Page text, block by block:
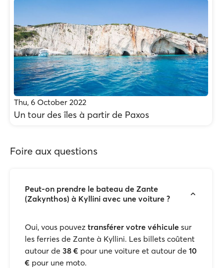
Thu, 6 October 2022
Un tour des îles à partir de Paxos
Foire aux questions
Peut-on prendre le bateau de Zante
(Zakynthos) à Kyllini avec une voiture ?
Oui, vous pouvez transférer votre véhicule sur
les ferries de Zante à Kyllini. Les billets coûtent
autour de 38 € pour une voiture et autour de 10
€ pour une moto.